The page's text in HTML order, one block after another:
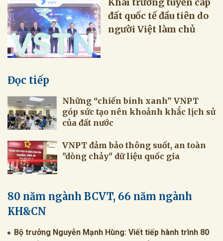
đất quốc tế đầu tiên do
người Việt làm chủ
Đọc tiếp
Những “chiến binh xanh” VNPT
góp sức tạo nên khoảnh khắc lịch sử
của đất nước
VNPT đảm bảo thông suốt, an toàn
"dòng chảy" dữ liệu quốc gia
80 năm ngành BCVT, 66 năm ngành
KH&CN
Bộ trưởng Nguyễn Mạnh Hùng: Viết tiếp hành trình 80